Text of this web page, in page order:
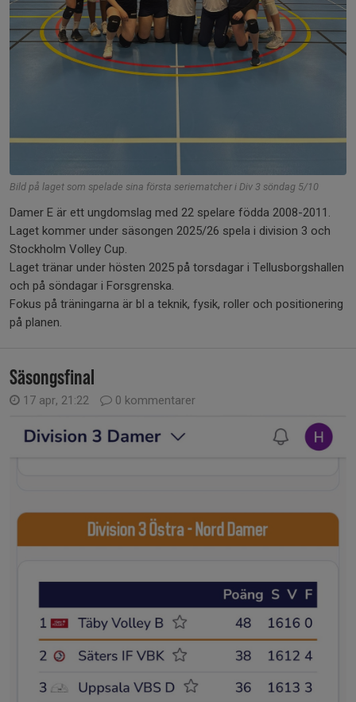
Bild på laget som spelade sina första seriematcher i Div 3 söndag 5/10
Damer E är ett ungdomslag med 22 spelare födda 2008-2011.
Laget kommer under säsongen 2025/26 spela i division 3 och
Stockholm Volley Cup.
Laget tränar under hösten 2025 på torsdagar i Tellusborgshallen
och på söndagar i Forsgrenska.
Fokus på träningarna är bl a teknik, fysik, roller och positionering
på planen.
Säsongsfinal
17 apr, 21:22 0 kommentarer